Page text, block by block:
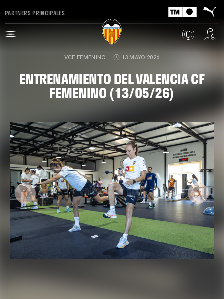
PARTNERS PRINCIPALES
VCF FEMENINO 13 MAYO 2026
ENTRENAMIENTO DEL VALENCIA CF
FEMENINO (13/05/26)